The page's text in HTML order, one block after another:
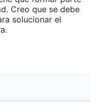
Creo que se debe
solucionar el